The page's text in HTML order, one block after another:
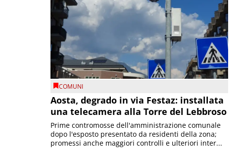
COMUNI
Aosta, degrado in via Festaz: installata
una telecamera alla Torre del Lebbroso
Prime contromosse dell'amministrazione comunale
dopo l'esposto presentato da residenti della zona;
promessi anche maggiori controlli e ulteriori inter...